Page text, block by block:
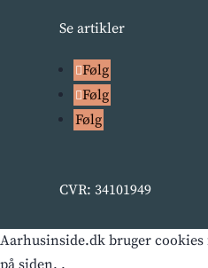
Se artikler
Følg
Følg
Følg
CVR: 34101949
Aarhusinside.dk bruger
på siden. .